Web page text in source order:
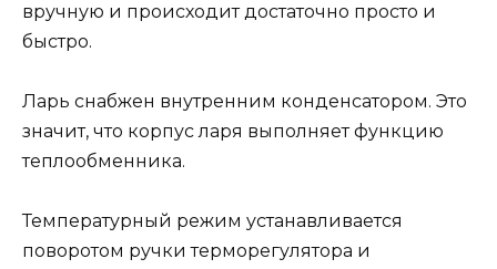
вручную и происходит достаточно просто и
быстро.
Ларь снабжен внутренним конденсатором. Это
значит, что корпус ларя выполняет функцию
теплообменника.
Температурный режим устанавливается
поворотом ручки терморегулятора и